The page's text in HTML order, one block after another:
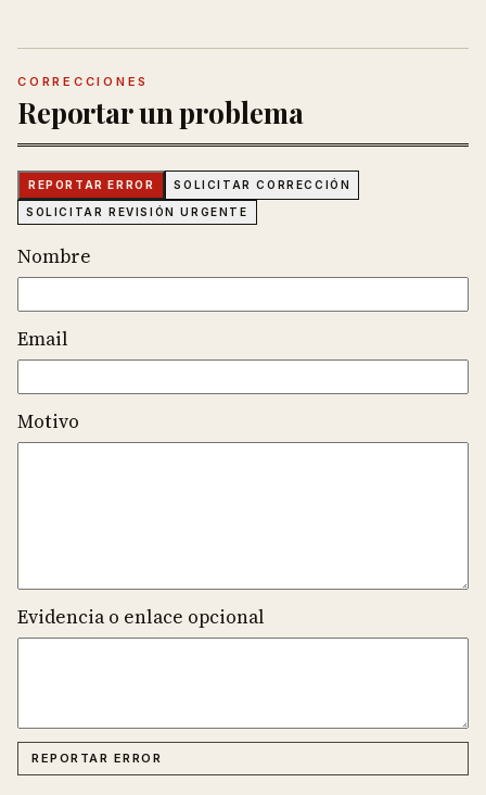
CORRECCIONES
Reportar un problema
REPORTAR ERROR SOLICITAR CORRECCIÓN
SOLICITAR REVISIÓN URGENTE
Nombre
Email
Motivo
Evidencia o enlace opcional
REPORTAR ERROR